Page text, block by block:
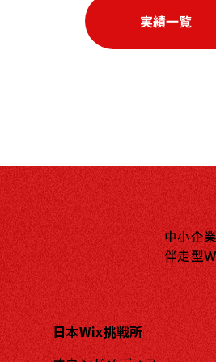
実績一覧
中小企
伴走型
日本Wix挑戦所